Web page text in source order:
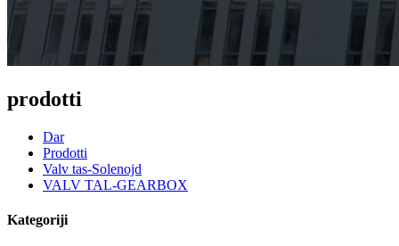
prodotti
Dar
Prodotti
Valv tas-Solenojd
VALV TAL-GEARBOX
Kategoriji